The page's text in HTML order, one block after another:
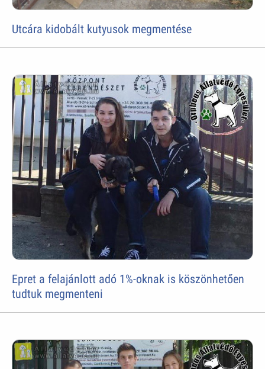
Utcára kidobált kutyusok megmentése
Epret a felajánlott adó 1%-oknak is köszönhetően
tudtuk megmenteni